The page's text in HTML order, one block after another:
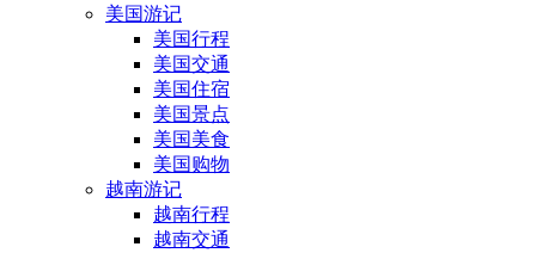
美国游记
美国行程
美国交通
美国住宿
美国景点
美国美食
美国购物
越南游记
越南行程
越南交通